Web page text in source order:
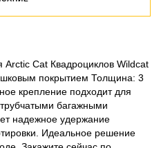
Cat Квадроциклов Wildcat
покрытием Толщина: 3
крепление подходит для
багажными
надежное удержание
Идеальное решение